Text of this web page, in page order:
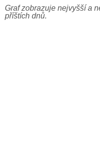
Graf zobrazuje nejvyšší a
příštích dnů.